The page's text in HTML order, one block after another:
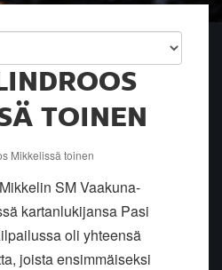
TOINEN
Mikkelissä toinen
SM Vaakuna-
kartanlukijansa Pasi
oli yhteensä
joista ensimmäiseksi